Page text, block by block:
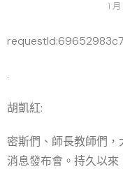
1
.
胡凱紅:
密斯們、師長教師們
消息發布會。持久以